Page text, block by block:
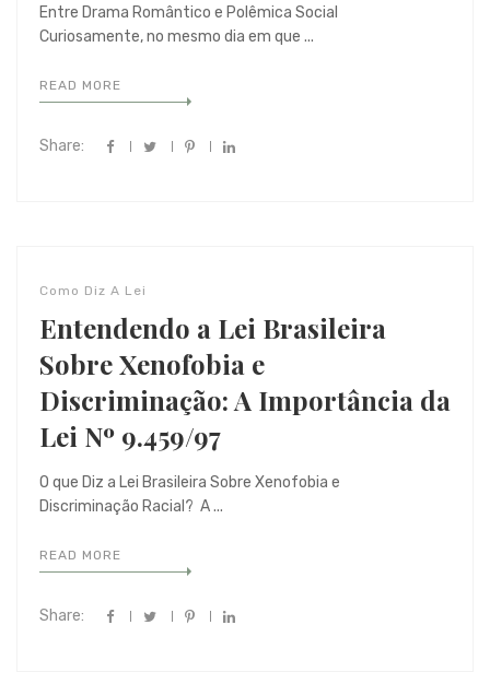
Entre Drama Romântico e Polêmica Social
Curiosamente, no mesmo dia em que ...
READ MORE
Share:
Como Diz A Lei
Entendendo a Lei Brasileira
Sobre Xenofobia e
Discriminação: A Importância da
Lei Nº 9.459/97
O que Diz a Lei Brasileira Sobre Xenofobia e
Discriminação Racial? A ...
READ MORE
Share: